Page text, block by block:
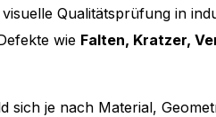
Qualitätsprüfung in
wie Falten, Kratzer,
sich je nach Material,